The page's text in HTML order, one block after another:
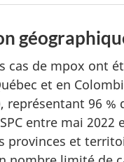
cas de mpox ont
et en
représentant 96 %
entre mai 2022
provinces et